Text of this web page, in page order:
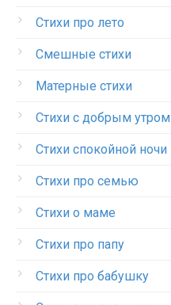
Стихи про лето
Смешные стихи
Матерные стихи
Стихи с добрым утром
Стихи спокойной ночи
Стихи про семью
Стихи о маме
Стихи про папу
Стихи про бабушку